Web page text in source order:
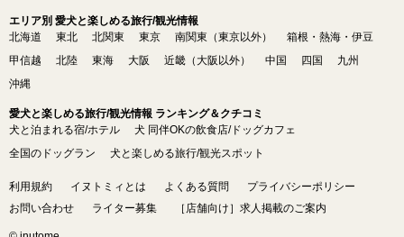
エリア別 愛犬と楽しめる旅行/観光情報
北海道
東北 北関東 東京 南関東（東京以外）
箱根・熱海・伊豆
甲信越
北陸 東海 大阪 近畿（大阪以外） 中国 四国
九州
沖縄
愛犬と楽しめる旅行/観光情報 ランキング＆クチコミ
犬と泊まれる宿/ホテル
犬 同伴OKの飲食店/ドッグカフェ
全国のドッグラン
犬と楽しめる旅行/観光スポット
利用規約 イヌトミィとは よくある質問
プライバシーポリシー
お問い合わせ
ライター募集 ［店舗向け］求人掲載のご案内